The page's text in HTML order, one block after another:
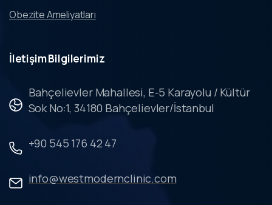
Obezite Ameliyatları
İletişimBilgilerimiz
Bahçelievler Mahallesi, E-5 Karayolu / Kültür
Sok No:1, 34180 Bahçelievler/İstanbul
+90 545 176 42 47
info@westmodernclinic.com